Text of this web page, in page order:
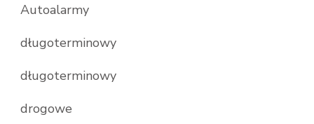
Autoalarmy
długoterminowy
długoterminowy
drogowe